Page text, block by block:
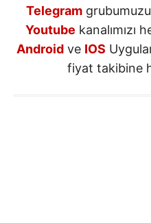
Telegram
Youtube kanalımızı
Androidve IOS
fiyat takibine